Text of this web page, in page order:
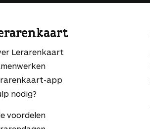
Lerarenkaart
app
nodig?
voordelen